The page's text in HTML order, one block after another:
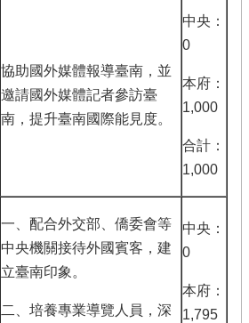
協助國外媒體報導臺南，並
邀請國外媒體記者參訪臺
南，提升臺南國際能見度。
中央：
0
本府：
1,000
合計：
1,000
一、配合外交部、僑委會等
中央機關接待外國賓客，建
立臺南印象。
二、培養專業導覽人員，深
中央：
0
本府：
1,795